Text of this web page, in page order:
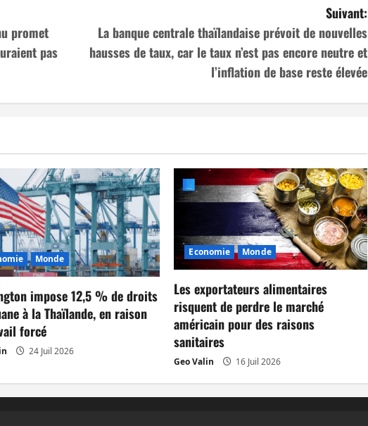
promet
pas
Suivant:
La banque centrale thaïlandaise prévoit de nouvelles
hausses de taux, car le taux n’est pas encore neutre et
l’inflation de base reste élevée
Monde
impose 12,5 % de droits
à la Thaïlande, en raison
forcé
24 Juil 2026
Economie Monde
Les exportateurs alimentaires
risquent de perdre le marché
américain pour des raisons
sanitaires
Geo Valin 16 Juil 2026